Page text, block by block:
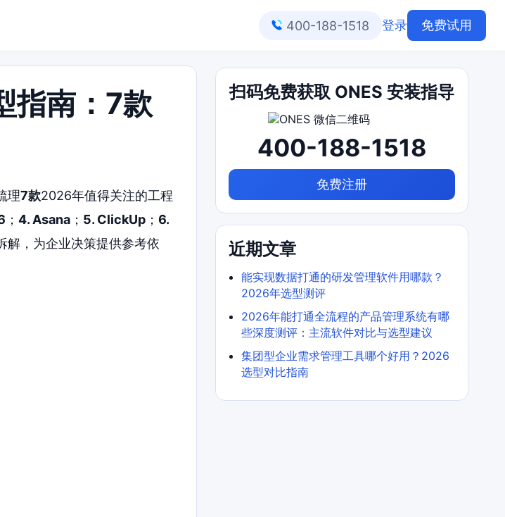
400-188-1518 登录 免费试用
指南：7款
理7款2026年值得关注的工程
； 4. Asana ； 5. ClickUp ； 6.
解，为企业决策提供参考依
扫码免费获取 ONES 安装指导
400-188-1518
免费注册
近期文章
能实现数据打通的研发管理软件用哪款？
2026年选型测评
2026年能打通全流程的产品管理系统有哪
些深度测评：主流软件对比与选型建议
集团型企业需求管理工具哪个好用？2026
选型对比指南